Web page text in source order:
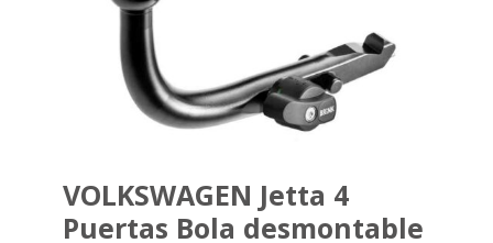
VOLKSWAGEN Jetta 4
Puertas Bola desmontable